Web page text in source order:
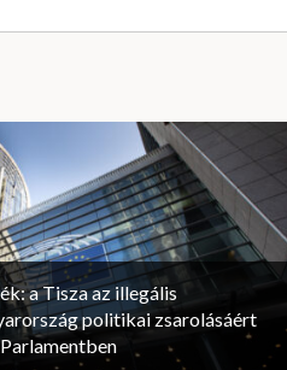
a Tisza az illegális
politikai zsarolásáért